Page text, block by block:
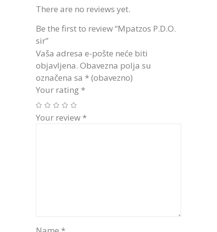
There are no reviews yet.
Be the first to review “Mpatzos P.D.O.
sir”
Vaša adresa e-pošte neće biti
objavljena. Obavezna polja su
označena sa * (obavezno)
Your rating *
Your review *